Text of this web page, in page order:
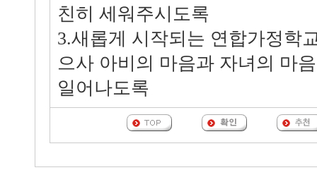
친히 세워주시도록
3.새롭게 시작되는 연합가정학
으사 아비의 마음과 자녀의 마
일어나도록